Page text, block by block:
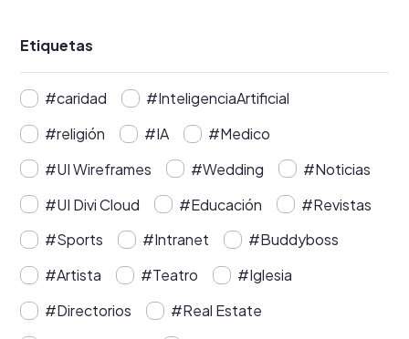
Etiquetas
#caridad
#InteligenciaArtificial
#religión
#IA
#Medico
#UI Wireframes
#Wedding
#Noticias
#UI Divi Cloud
#Educación
#Revistas
#Sports
#Intranet
#Buddyboss
#Artista
#Teatro
#Iglesia
#Directorios
#Real Estate